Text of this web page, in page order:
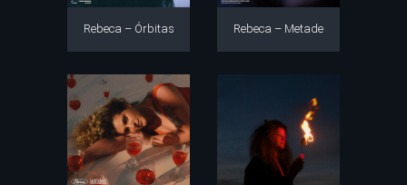
Rebeca – Órbitas Rebeca – Metade